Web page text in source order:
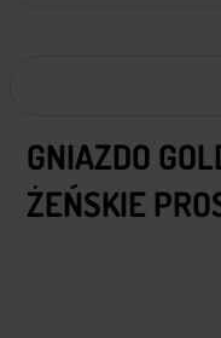
GNIAZDO
ŻEŃSKIE